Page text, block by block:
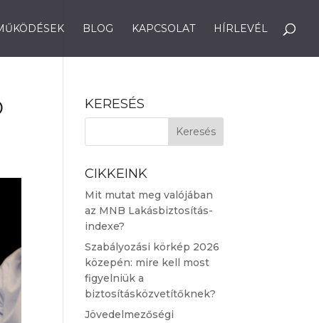
BLOG KAPCSOLAT HÍRLEVÉL
KERESÉS
CIKKEINK
Mit mutat meg valójában
az MNB Lakásbiztosítás-
indexe?
Szabályozási körkép 2026
közepén: mire kell most
figyelniük a
biztosításközvetítőknek?
Jövedelmezőségi